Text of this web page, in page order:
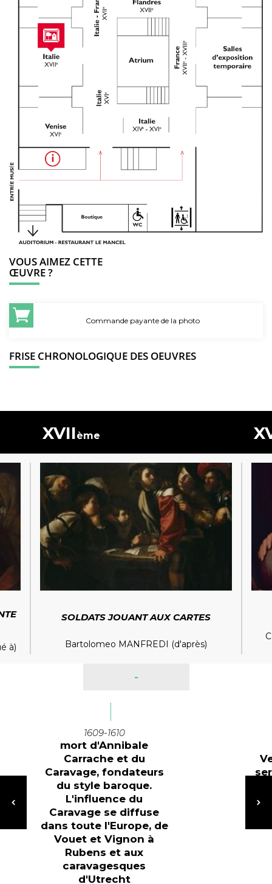
VOUS AIMEZ CETTE
ŒUVRE ?
Commande payante de la photo
FRISE CHRONOLOGIQUE DES OEUVRES
à)
XVIIème
SOLDATS JOUANT AUX CARTES
Bartolomeo MANFREDI (d'après)
-
1609-1610
mort d'Annibale
Carrache et du
Caravage, fondateurs
du style baroque.
L'influence du
Caravage se diffuse
dans toute l'Europe, de
Vouet et Vignon à
Rubens et aux
caravagesques
d'Utrecht